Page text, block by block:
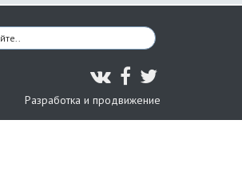
Разработка и продвижение